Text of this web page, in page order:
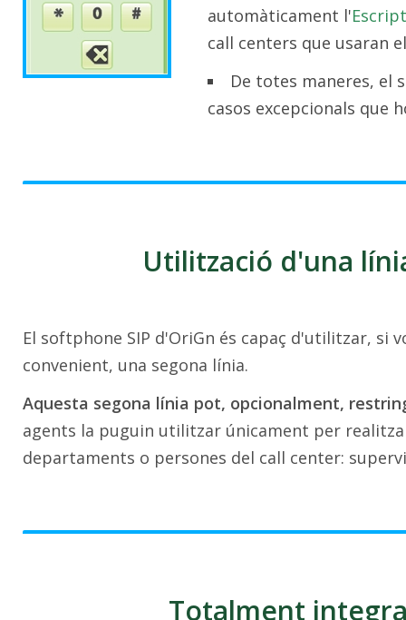
automàticament l'
call centers que usaran
De totes maneres, el
casos excepcionals que
Utilització d'una
El softphone SIP d'OriGn és capaç d'utilitzar, si
convenient, una segona línia.
Aquesta segona línia pot, opcionalment,
agents la puguin utilitzar únicament per
departaments o persones del call center:
Totalment